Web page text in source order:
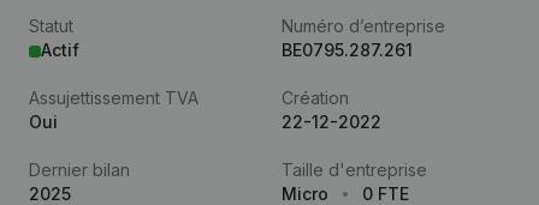
Statut
Actif
Numéro d’entreprise
BE0795.287.261
Assujettissement TVA
Oui
Création
22-12-2022
Dernier bilan
2025
Taille d'entreprise
Micro
0 FTE